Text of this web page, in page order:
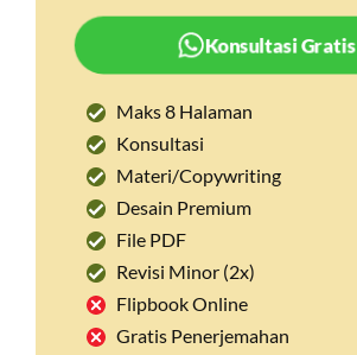
Konsultasi Gratis
Maks 8 Halaman
Konsultasi
Materi/Copywriting
Desain Premium
File PDF
Revisi Minor (2x)
Flipbook Online
Gratis Penerjemahan